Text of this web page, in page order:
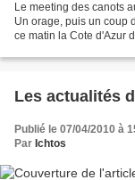
Le meeting des canots
Un orage, puis un coup
ce matin la Cote d'Azur
Les actualités
Publié le 07/04/2010 à
Par Ichtos